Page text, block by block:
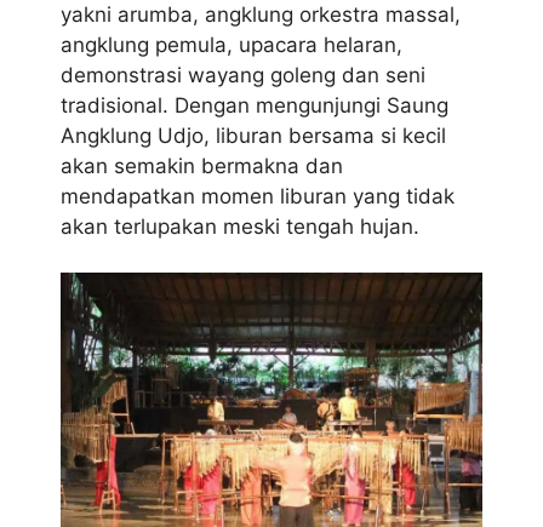
yakni arumba, angklung orkestra massal,
angklung pemula, upacara helaran,
demonstrasi wayang goleng dan seni
tradisional. Dengan mengunjungi Saung
Angklung Udjo, liburan bersama si kecil
akan semakin bermakna dan
mendapatkan momen liburan yang tidak
akan terlupakan meski tengah hujan.